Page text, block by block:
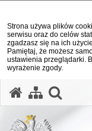
Strona używa plików
serwisu oraz do celów
zgadzasz się na ich
Pamiętaj, że możesz
ustawienia przeglądarki.
wyrażenie zgody.